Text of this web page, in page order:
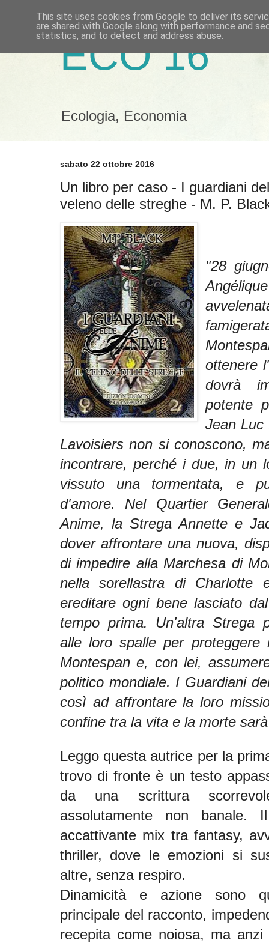
ECO 16
Ecologia, Economia
sabato 22 ottobre 2016
Un libro per caso - I guardiani
veleno delle streghe - M. P.
"28
ottenere
dovrà
potente
Jean Luc
Lavoisiers non si conoscono,
incontrare, perché i due, in un
vissuto una tormentata, e
d'amore. Nel Quartier
Anime, la Strega Annette e
dover affrontare una nuova,
di impedire alla Marchesa di
nella sorellastra di Charlotte
ereditare ogni bene lasciato
tempo prima. Un'altra Strega
alle loro spalle per proteggere
Montespan e, con lei,
politico mondiale. I Guardiani
così ad affrontare la loro
confine tra la vita e la morte
Leggo questa autrice per la
trovo di fronte è un testo
da una scrittura
assolutamente non banale.
accattivante mix tra fantasy,
thriller, dove le emozioni si
altre, senza respiro.
Dinamicità e azione sono
principale del racconto,
recepita come noiosa, ma anzi
This site uses cookies from Google to deliver its
are shared with Google along with performance and
statistics, and to detect and address abuse.